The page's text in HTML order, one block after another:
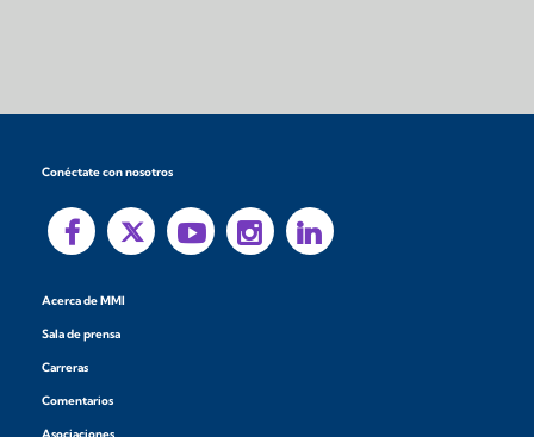
Conéctate con nosotros
Acerca de MMI
Sala de prensa
Carreras
Comentarios